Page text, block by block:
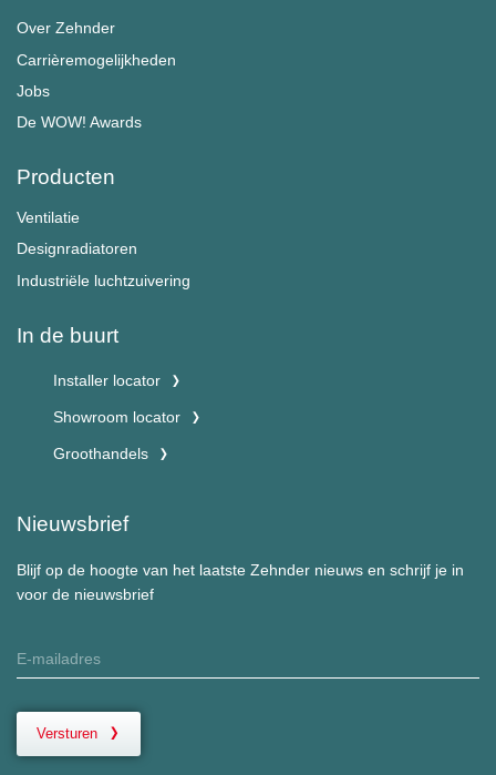
Over Zehnder
Carrièremogelijkheden
Jobs
De WOW! Awards
Producten
Ventilatie
Designradiatoren
Industriële luchtzuivering
In de buurt
Installer locator
Showroom locator
Groothandels
Nieuwsbrief
Blijf op de hoogte van het laatste Zehnder nieuws en schrijf je in
voor de nieuwsbrief
Versturen